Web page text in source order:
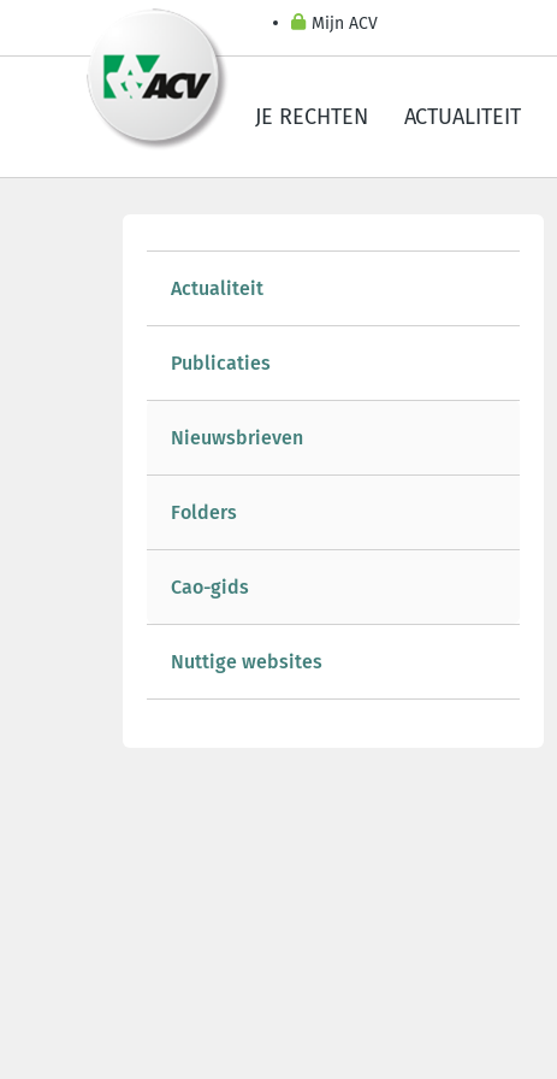
Mijn ACV
JE RECHTEN ACTUALITEIT
Actualiteit
Publicaties
Nieuwsbrieven
Folders
Cao-gids
Nuttige websites